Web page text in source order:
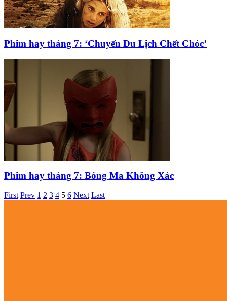
Phim hay tháng 7: ‘Chuyến Du Lịch Chết Chóc’
Phim hay tháng 7: Bóng Ma Không Xác
First Prev 1 2 3 4 5 6 Next Last